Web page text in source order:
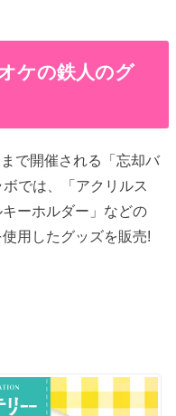
ケの鉄人のグ
で開催される「忘却バ
では、「アクリルス
ーホルダー」などの
用したグッズを販売!